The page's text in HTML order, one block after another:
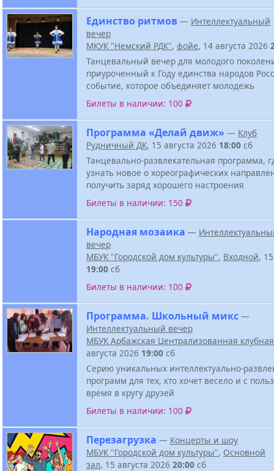
Единство ритмов — Интеллектуальный
вечер
МКУК "Немский РДК", фойе, 14 августа 2026
Танцевальный вечер для молодого
приуроченный к Году единства народов
событие, которое объединяет молодежь
Билеты в наличии: 100
Программа «Делай движ» — Клуб
Рудничный ДК, 15 августа 2026 18:00 сб
Танцевально-развлекательная программа,
узнать новое о хореографических
получить заряд хорошего настроения
Билеты в наличии: 150
Народная мозаика —
вечер
МБУК "Городской дом культуры", Входной,
19:00 сб
Билеты в наличии: 100
Программа. Школьный микс —
Интеллектуальный вечер
МБУК Арбажская Централизованная
августа 2026 19:00 сб
Серию уникальных интеллектуально-
программ для тех, кто хочет весело и с
время в кругу друзей
Билеты в наличии: 100
Перезагрузка — Концерты и шоу
МБУК "Городской дом культуры", Основной
зал, 15 августа 2026 20:00 сб